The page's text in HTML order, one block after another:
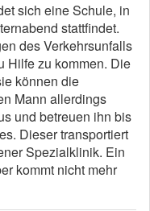
sich eine Schule, in
stattfindet.
des Verkehrsunfalls
Hilfe zu kommen. Die
können die
Mann allerdings
und betreuen ihn bis
Dieser transportiert
Spezialklinik. Ein
kommt nicht mehr